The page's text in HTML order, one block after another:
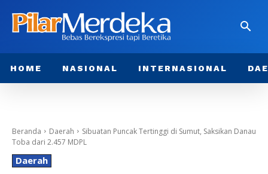
HOME NASIONAL INTERNASIONAL
Beranda Daerah
Sibuatan Puncak Tertinggi di Sumut, Saksikan Danau
Toba dari 2.457 MDPL
Daerah